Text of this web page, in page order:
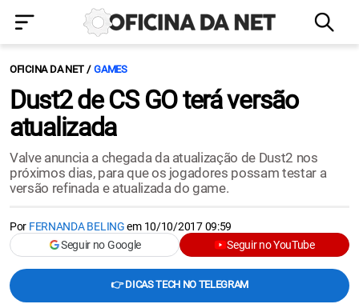
OFICINA DA NET GAMES
Dust2 de CS GO terá versão
atualizada
Valve anuncia a chegada da atualização de Dust2 nos
próximos dias, para que os jogadores possam testar a
versão refinada e atualizada do game.
Por FERNANDA BELINGem 10/10/2017 09:59
Seguir no Google
Seguir no YouTube
👉 DICAS TECH NO TELEGRAM